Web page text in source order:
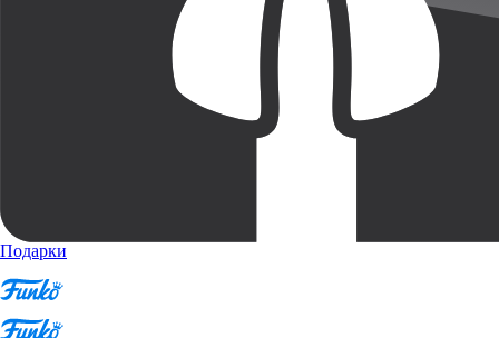
Подарки